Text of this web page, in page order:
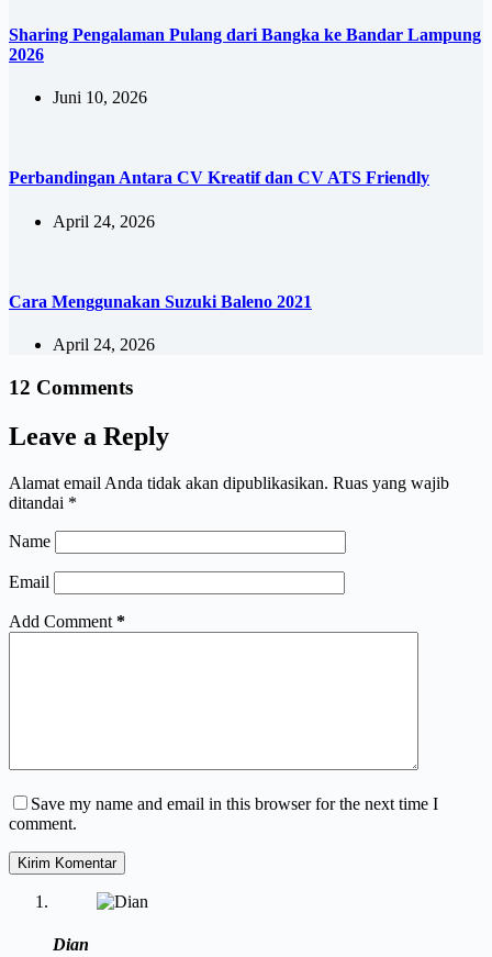
Sharing Pengalaman Pulang dari Bangka ke Bandar Lampung
2026
Juni 10, 2026
Perbandingan Antara CV Kreatif dan CV ATS Friendly
April 24, 2026
Cara Menggunakan Suzuki Baleno 2021
April 24, 2026
12 Comments
Leave a Reply
Alamat email Anda tidak akan dipublikasikan. Ruas yang wajib
ditandai *
Name
Email
Add Comment *
Save my name and email in this browser for the next time I
comment.
Kirim Komentar
Dian